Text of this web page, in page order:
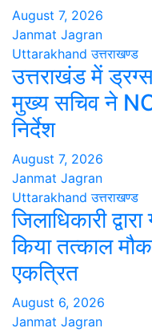
August 7, 2026
Janmat Jagran
Uttarakhand उत्तराखण्ड
उत्तराखंड में
मुख्य सचिव ने
निर्देश
August 7, 2026
Janmat Jagran
Uttarakhand उत्तराखण्ड
जिलाधिकारी
किया तत्काल
एकत्रित
August 6, 2026
Janmat Jagran